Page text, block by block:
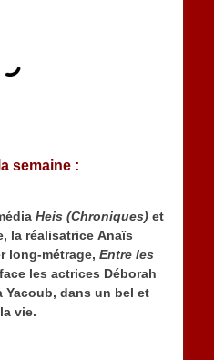
semaine :
Heis (Chroniques) et
la réalisatrice Anaïs
long-métrage, Entre les
les actrices Déborah
Yacoub, dans un bel et
vie.